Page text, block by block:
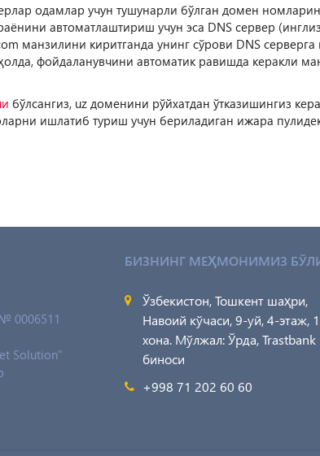
одамлар учун тушунарли бўлган домен
автоматлаштириш учун эса DNS сервер
манзилини киритганда унинг сўрови DNS
фойдаланувчини автоматик равишда керакли
бўлсангиз, uz доменини рўйхатдан ўтказишингиз
ишлатиб туриш учун бериладиган ижара
0006511
Solution"
БИЗНИНГ МЕҲМОНИМИЗ
Ўзбекистон, Тошкент шаҳри,
Навоий кўчаси, 9-уй, 4-этаж,
хона. Мўлжал: Ўрда, Trastbank
биноси
+998 71 202 60 60